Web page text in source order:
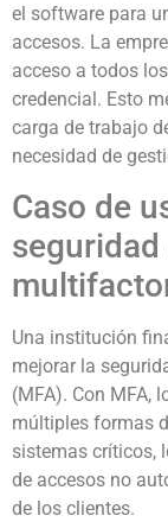
el software para
accesos. La
acceso a todos
credencial. Esto
carga de trabajo
necesidad de
Caso de
Una institución
mejorar la
(MFA). Con MFA,
múltiples formas
sistemas críticos,
de accesos no
de los clientes.